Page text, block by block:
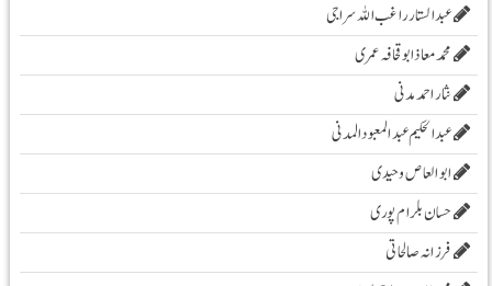
عبدالستار راغب اللہ سراجی
محمدمعاذابوقحافہ عمری
نثار احمد مدنی
عبدالحکیم عبدالمعبودالمدنی
ابو العاص وحیدی
حسان بلرام پوری
فرزانہ صالحاتی